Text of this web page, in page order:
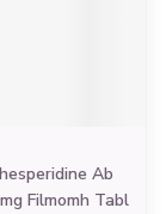
Ab
Filmomh Tabl